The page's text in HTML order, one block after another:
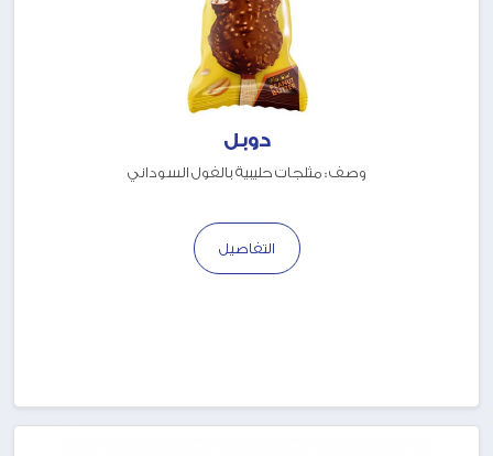
دوبل
وصف : مثلجات حليبية بالفول السوداني
التفاصيل